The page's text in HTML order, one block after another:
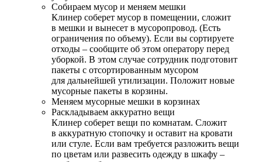
Собираем мусор и меняем мешки
Клинер соберет мусор в помещении, сложит
в мешки и вынесет в мусоропровод. (Есть
ограничения по объему). Если вы сортируете
отходы – сообщите об этом оператору перед
уборкой. В этом случае сотрудник подготовит
пакеты с отсортированным мусором
для дальнейшей утилизации. Положит новые
мусорные пакеты в корзины.
Меняем мусорные мешки в корзинах
Раскладываем аккуратно вещи
Клинер соберет вещи по комнатам. Сложит
в аккуратную стопочку и оставит на кровати
или стуле. Если вам требуется разложить вещи
по цветам или развесить одежду в шкафу –